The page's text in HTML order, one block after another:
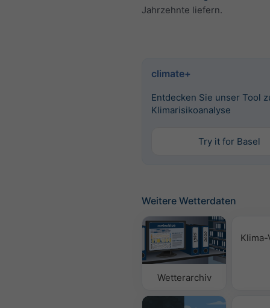
Jahrzehnte liefern.
climate+
Entdecken Sie unser Tool
Klimarisikoanalyse
Try it for Basel
Weitere Wetterdaten
Wetterarchiv